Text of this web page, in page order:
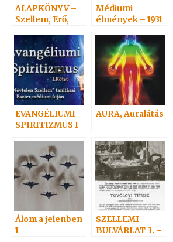
ALAPKÖNYV –
Szellem, Erő,
Médiumi
élmények – 1931
EVANGÉLIUMI
SPIRITIZMUS I
AURA, Auralátás
Álom a jelenben
1
SZELLEMI
BULVÁRLAT 3. –